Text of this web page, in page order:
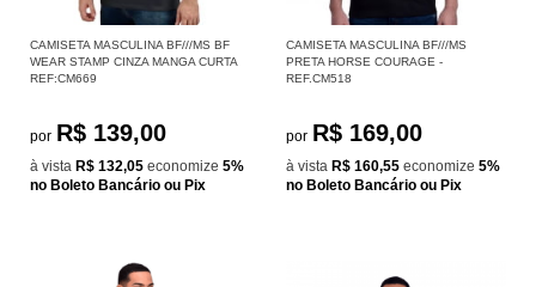
CAMISETA MASCULINA BF///MS BF
WEAR STAMP CINZA MANGA CURTA
REF:CM669
por R$ 139,00
à vista R$ 132,05 economize 5%
no Boleto Bancário ou Pix
CAMISETA MASCULINA BF///MS
PRETA HORSE COURAGE -
REF.CM518
por R$ 169,00
à vista R$ 160,55 economize 5%
no Boleto Bancário ou Pix